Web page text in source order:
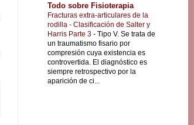
Todo sobre Fisioterapia
Fracturas extra-articulares de la
rodilla - Clasificación de Salter y
Harris Parte 3 - Tipo V. Se trata de
un traumatismo fisario por
compresión cuya existencia es
controvertida. El diagnóstico es
siempre retrospectivo por la
aparición de ci...